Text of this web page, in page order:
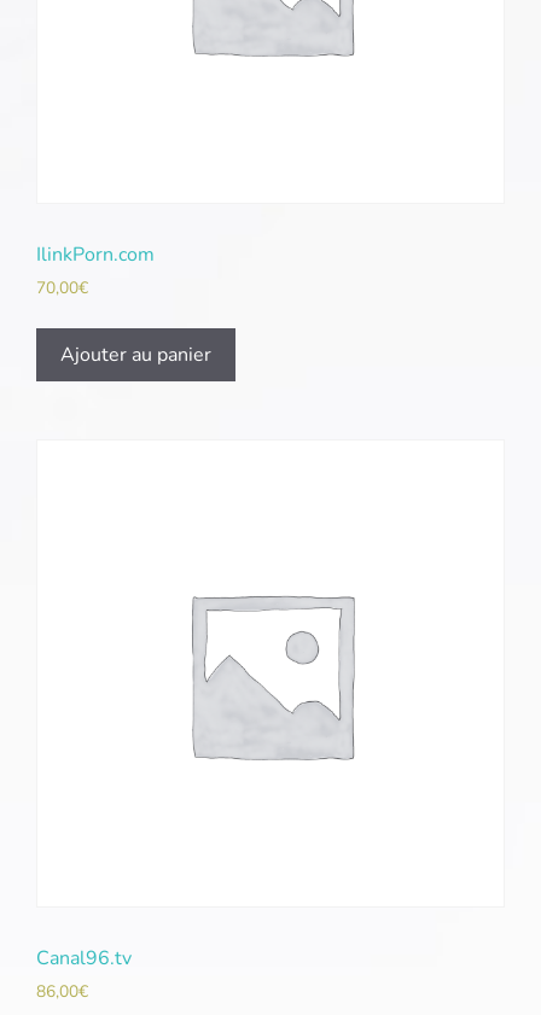
IlinkPorn.com
70,00€
Ajouter au panier
Canal96.tv
86,00€